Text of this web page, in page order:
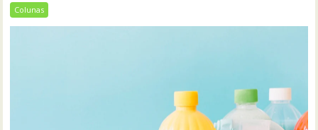
Colunas